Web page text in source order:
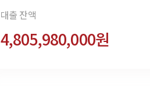
대출 잔액
4,805,980,000원